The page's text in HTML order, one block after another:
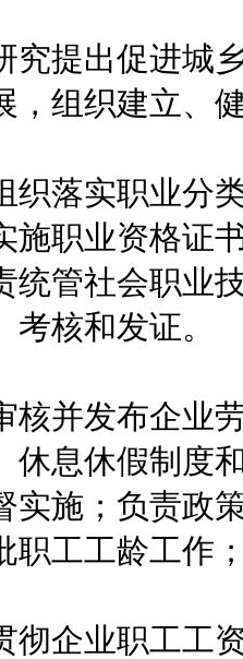
提出促进城乡
，组织建立、
落实职业分类
施职业资格证
统管社会职业
核和发证。
并发布企业劳
休息休假制度
实施；负责政
职工工龄工作
企业职工工资